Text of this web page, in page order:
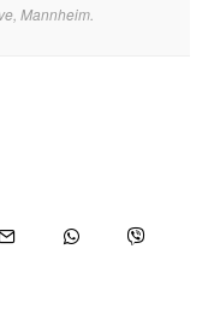
Mannheim.